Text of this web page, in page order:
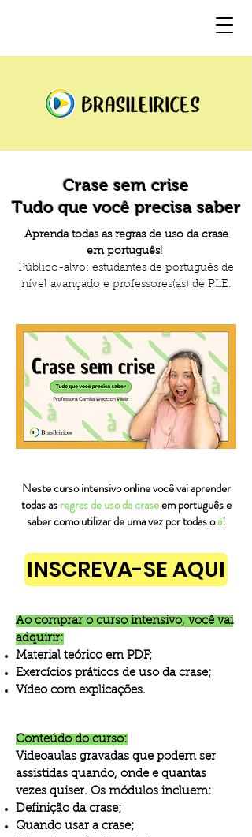
Crase sem crise
Tudo que você precisa saber
Aprenda todas as regras de uso da crase
em português!
​Público-alvo: estudantes de português de
nível avançado e professores(as) de PLE.
Neste curso intensivo online você vai aprender
todas asregras de uso da craseem português e
saber como utilizar de uma vez por todas oà!
INSCREVA-SE AQUI
Ao comprar o curso intensivo, você vai
adquirir:
​Material teórico em PDF;
Exercícios práticos de uso da crase;
Vídeo com explicações.
Conteúdo do curso:
​Videoaulas gravadas que podem ser
assistidas quando, onde e quantas
vezes quiser. Os módulos incluem:
Definição da crase;
Quando usar a crase;